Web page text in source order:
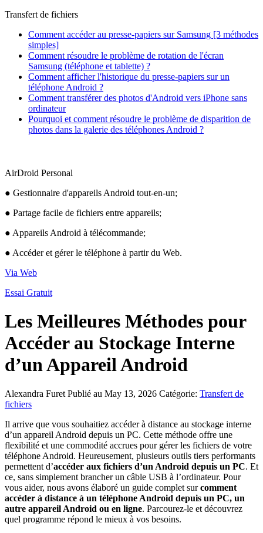
Transfert de fichiers
Comment accéder au presse-papiers sur Samsung [3 méthodes
simples]
Comment résoudre le problème de rotation de l'écran
Samsung (téléphone et tablette) ?
Comment afficher l'historique du presse-papiers sur un
téléphone Android ?
Comment transférer des photos d'Android vers iPhone sans
ordinateur
Pourquoi et comment résoudre le problème de disparition de
photos dans la galerie des téléphones Android ?
AirDroid Personal
● Gestionnaire d'appareils Android tout-en-un;
● Partage facile de fichiers entre appareils;
● Appareils Android à télécommande;
● Accéder et gérer le téléphone à partir du Web.
Via Web
Essai Gratuit
Les Meilleures Méthodes pour
Accéder au Stockage Interne
d’un Appareil Android
Alexandra Furet Publié au May 13, 2026 Catégorie: Transfert de
fichiers
Il arrive que vous souhaitiez accéder à distance au stockage interne
d’un appareil Android depuis un PC. Cette méthode offre une
flexibilité et une commodité accrues pour gérer les fichiers de votre
téléphone Android. Heureusement, plusieurs outils tiers performants
permettent d’accéder aux fichiers d’un Android depuis un PC. Et
ce, sans simplement brancher un câble USB à l’ordinateur. Pour
vous aider, nous avons élaboré un guide complet surcomment
accéder à distance à un téléphone Android depuis un PC, un
autre appareil Android ou en ligne. Parcourez-le et découvrez
quel programme répond le mieux à vos besoins.